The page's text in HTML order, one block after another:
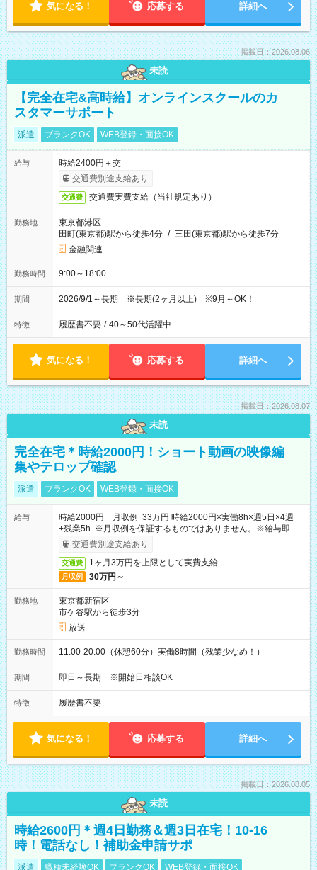
気になる！ 応募する 詳細へ
掲載日：2026.08.06
未読
【完全在宅&高時給】オンラインスクールのカ
スタマーサポート
派遣 ブランクOK WEB登録・面接OK
給与
時給2400円＋交
交通費別途支給あり
交通費 交通費実費支給（当社規定あり）
勤務地
東京都港区
田町(東京都)駅から徒歩4分 / 三田(東京都)駅から徒歩7分
金融関連
勤務時間 9:00～18:00
期間 2026/9/1～長期 ※長期(2ヶ月以上) ※9月～OK！
特徴 履歴書不要 / 40～50代活躍中
気になる！ 応募する 詳細へ
掲載日：2026.08.07
未読
完全在宅＊時給2000円！ショート動画の映像編
集やテロップ確認
派遣 ブランクOK WEB登録・面接OK
給与
時給2000円 月収例 33万円 時給2000円×実働8h×週5日×4週
+残業5h ※月収例を保証するものではありません。※給与即受
取りサービス利用可（利用条件有）
交通費別途支給あり
交通費 1ヶ月3万円を上限として実費支給
月収例 30万円～
勤務地
東京都新宿区
市ケ谷駅から徒歩3分
放送
勤務時間 11:00-20:00（休憩60分）実働8時間（残業少なめ！）
期間 即日～長期 ※開始日相談OK
特徴 履歴書不要
気になる！ 応募する 詳細へ
掲載日：2026.08.05
未読
時給2600円＊週4日勤務＆週3日在宅！10-16
時！電話なし！補助金申請サポ
派遣 職種未経験OK ブランクOK WEB登録・面接OK